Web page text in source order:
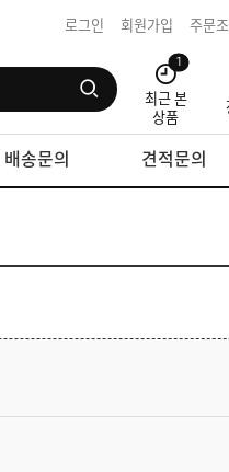
로그인 회원가입 주문
1
최근 본
상품
배송문의 견적문의